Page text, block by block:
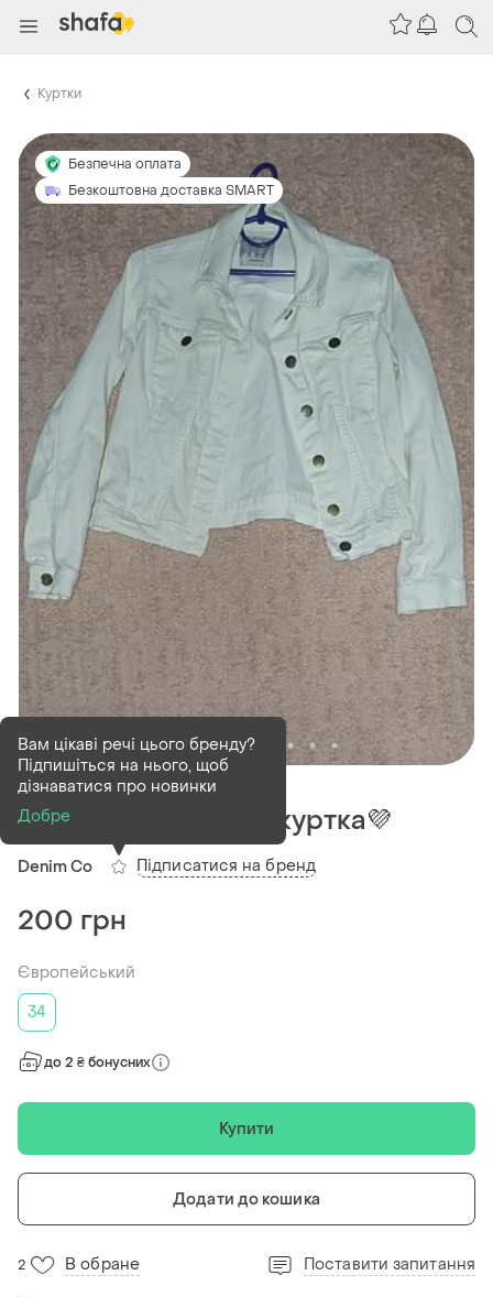
Куртки
Безпечна оплата
Безкоштовна доставка SMART
В наявності1 шт
Джинсовий піджак куртка💜
Denim Co
Вам цікаві речі цього бренду?
Підпишіться на нього, щоб
дізнаватися про новинки
Добре
Підписатися на бренд
200 грн
Європейський
34
до 2 ₴ бонусних
Купити
Додати до кошика
2 В обране Поставити запитання